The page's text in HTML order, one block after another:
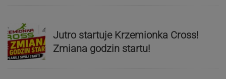
Jutro startuje Krzemionka Cross!
Zmiana godzin startu!